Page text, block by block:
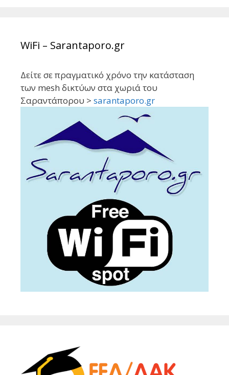
WiFi – Sarantaporo.gr
Δείτε σε πραγματικό χρόνο την κατάσταση
των mesh δικτύων στα χωριά του
Σαραντάπορου > sarantaporo.gr